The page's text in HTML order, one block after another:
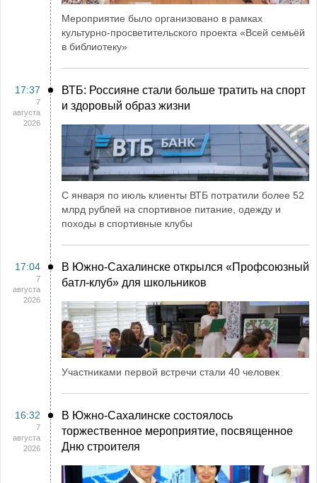
Мероприятие было организовано в рамках
культурно-просветительского проекта «Всей семьёй
в библиотеку»
17:37
7
августа
2026
ВТБ: Россияне стали больше тратить на спорт
и здоровый образ жизни
С января по июль клиенты ВТБ потратили более 52
млрд рублей на спортивное питание, одежду и
походы в спортивные клубы
17:04
7
августа
2026
В Южно-Сахалинске открылся «Профсоюзный
батл-клуб» для школьников
Участниками первой встречи стали 40 человек
16:32
7
августа
2026
В Южно-Сахалинске состоялось
торжественное мероприятие, посвященное
Дню строителя